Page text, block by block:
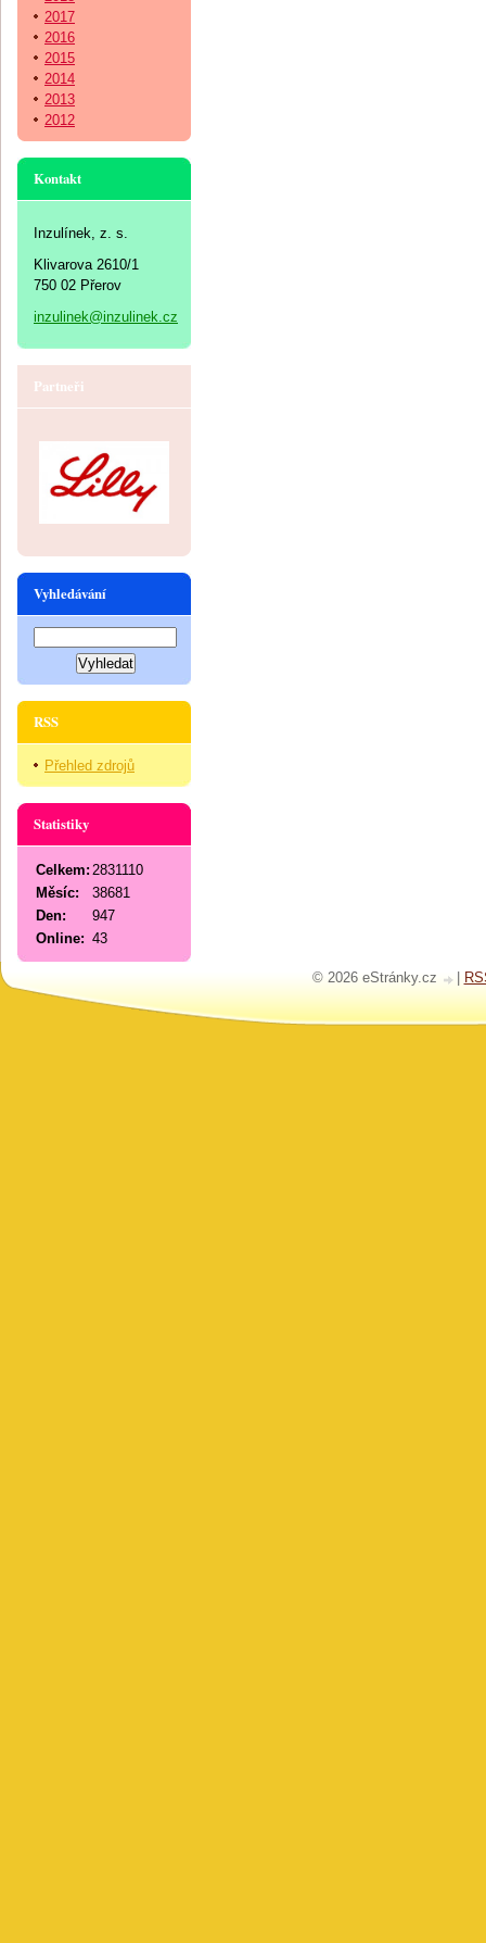
2017
2016
2015
2014
2013
2012
Kontakt
Inzulínek, z. s.
Klivarova 2610/1
750 02 Přerov
inzulinek@inzulinek.cz
Partneři
Vyhledávání
RSS
Přehled zdrojů
Statistiky
Online: 43
Celkem: 2831110
Měsíc:
38681
Den:
947
© 2026 eStránky.cz